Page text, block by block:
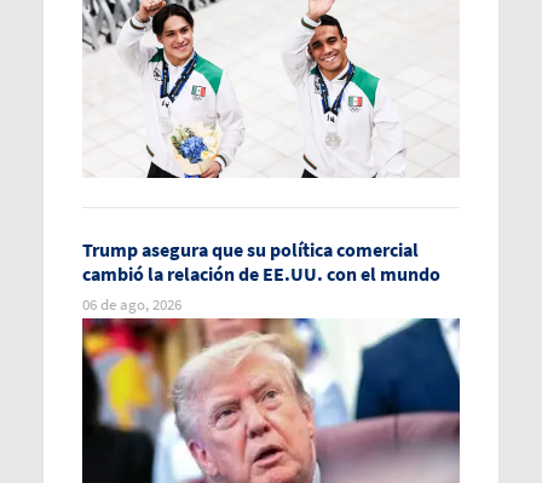
Trump asegura que su política comercial
cambió la relación de EE.UU. con el mundo
06 de ago, 2026